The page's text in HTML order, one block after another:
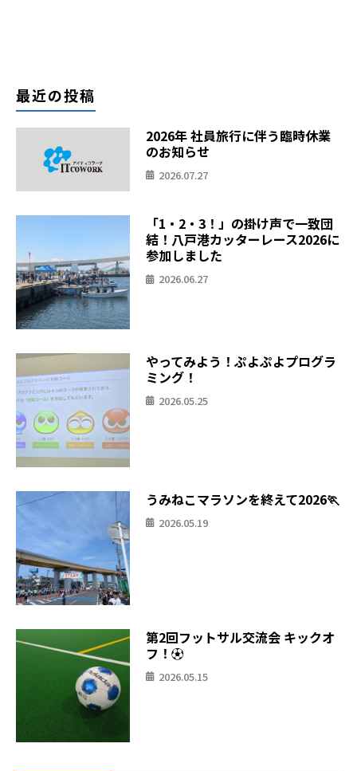
最近の投稿
2026年 社員旅行に伴う臨時休業
のお知らせ
2026.07.27
「1・2・3！」の掛け声で一致団
結！八戸港カッターレース2026に
参加しました
2026.06.27
やってみよう！ぷよぷよプログラ
ミング！
2026.05.25
うみねこマラソンを終えて2026🏃
2026.05.19
第2回フットサル交流会 キックオ
フ！⚽
2026.05.15